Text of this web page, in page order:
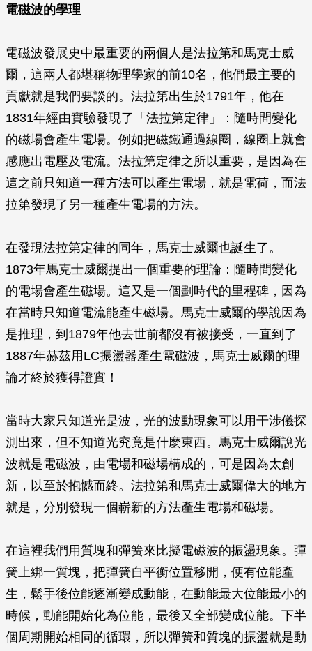
電磁波的學理
電磁波發展史中最重要的兩個人是法拉第和馬克士威
爾，這兩人都堪稱物理學家的前10名，他們最主要的
貢獻就是我們要談的。法拉第出生於1791年，他在
1831年經由實驗發現了「法拉第定律」：隨時間變化
的磁場會產生電場。例如把磁鐵通過線圈，線圈上就會
感應出電壓及電流。法拉第定律之所以重要，是因為在
這之前只知道一種方法可以產生電場，就是電荷，而法
拉第發現了另一種產生電場的方法。
在發現法拉第定律的同年，馬克士威爾也誕生了。
1873年馬克士威爾提出一個重要的理論：隨時間變化
的電場會產生磁場。這又是一個劃時代的里程碑，因為
在當時只知道電流能產生磁場。馬克士威爾的學說因為
是推理，到1879年他去世前都沒有被接受，一直到了
1887年赫茲用LC振盪器產生電磁波，馬克士威爾的理
論才終於獲得證實！
當時大家只知道光是波，光的波動現象可以用干涉儀探
測出來，但不知道光究竟是什麼東西。馬克士威爾說光
波就是電磁波，由電場和磁場構成的，可是因為太創
新，以至於抱憾而終。法拉第和馬克士威爾偉大的地方
就是，分別發現一個嶄新的方法產生電場和磁場。
在這裡我們用質塊和彈簧來比擬電磁波的振盪現象。彈
簧上綁一質塊，把彈簧自平衡位置移開，便有位能產
生，鬆手後位能逐漸變成動能，在動能最大位能最小的
時候，動能開始化為位能，最後又全部變成位能。下半
個周期開始相同的循環，所以彈簧和質塊的振盪就是動